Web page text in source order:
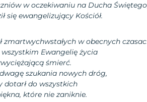
w oczekiwaniu na Ducha
się ewangelizujący Kościół.
zmartwychwstałych w obecnych
wszystkim Ewangelię życia
śmierć.
szukania nowych dróg,
dotarł do wszystkich
które nie zaniknie.